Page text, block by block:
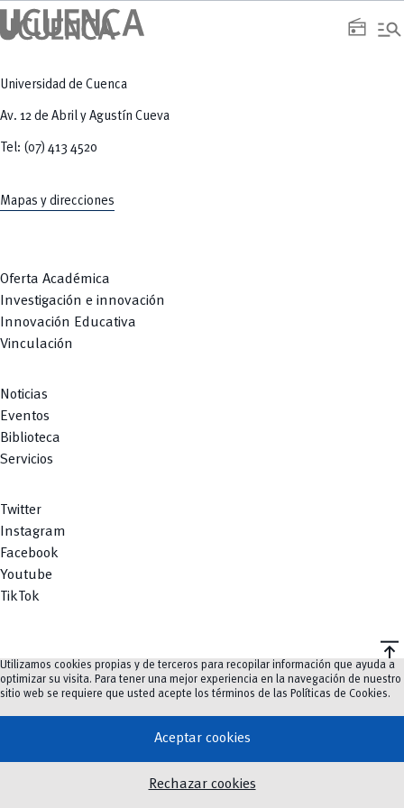
radio manage_search
Universidad de Cuenca
Av. 12 de Abril y Agustín Cueva
Tel: (07) 413 4520
Mapas y direcciones
Oferta Académica
Investigación e innovación
Innovación Educativa
Vinculación
Noticias
Eventos
Biblioteca
Servicios
Twitter
Instagram
Facebook
Youtube
TikTok
vertical_align_top
©2023-2026UCuenca.
Utilizamos cookies propias y de terceros para recopilar información que ayuda a
optimizar su visita. Para tener una mejor experiencia en la navegación de nuestro
sitio web se requiere que usted acepte los términos de las Políticas de Cookies.
Aceptar cookies
Rechazar cookies